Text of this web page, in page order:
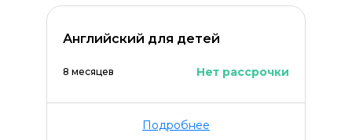
Английский для детей
8 месяцев Нет рассрочки
Подробнее